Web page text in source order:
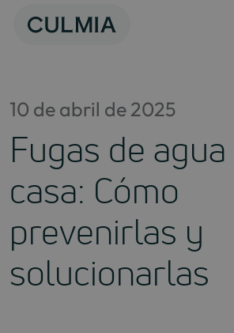
10 de abril de 2025
Fugas de agua
casa: Cómo
prevenirlas y
solucionarlas